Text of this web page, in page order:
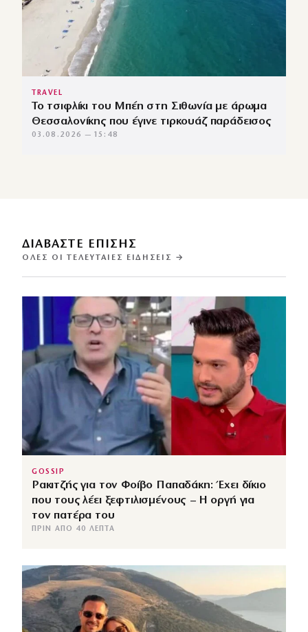
TRAVEL
Το τσιφλίκι του Μπέη στη Σιθωνία με άρωμα
Θεσσαλονίκης που έγινε τιρκουάζ παράδεισος
03.08.2026 — 15:48
ΔΙΑΒΑΣΤΕ ΕΠΙΣΗΣ
ΌΛΕΣ ΟΙ ΤΕΛΕΥΤΑΊΕΣ ΕΙΔΉΣΕΙΣ →
GOSSIP
Ρακιτζής για τον Φοίβο Παπαδάκη: Έχει δίκιο
που τους λέει ξεφτιλισμένους – Η οργή για
τον πατέρα του
ΠΡΙΝ ΑΠΌ 40 ΛΕΠΤΆ